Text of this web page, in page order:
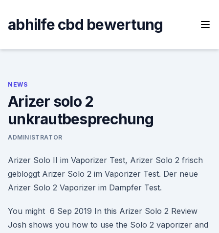
content
abhilfe cbd bewertung
NEWS
Arizer solo 2
unkrautbesprechung
ADMINISTRATOR
Arizer Solo II im Vaporizer Test, Arizer Solo 2 frisch
gebloggt Arizer Solo 2 im Vaporizer Test. Der neue
Arizer Solo 2 Vaporizer im Dampfer Test.
You might 6 Sep 2019 In this Arizer Solo 2 Review
Josh shows you how to use the Solo 2 vaporizer and